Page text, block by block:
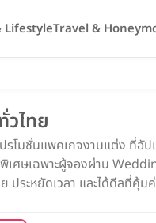
LifestyleTravel &
วไทย
มชั่นแพคเกจงานแต่ง ที่อัป
ศษเฉพาะผู้จองผ่าน
ประหยัดเวลา และได้ดีลที่